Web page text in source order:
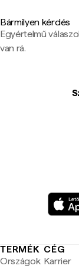
Bármilyen kérdés
Egyértelmű
van rá.
TERMÉK
Országok
CÉG
Karrier